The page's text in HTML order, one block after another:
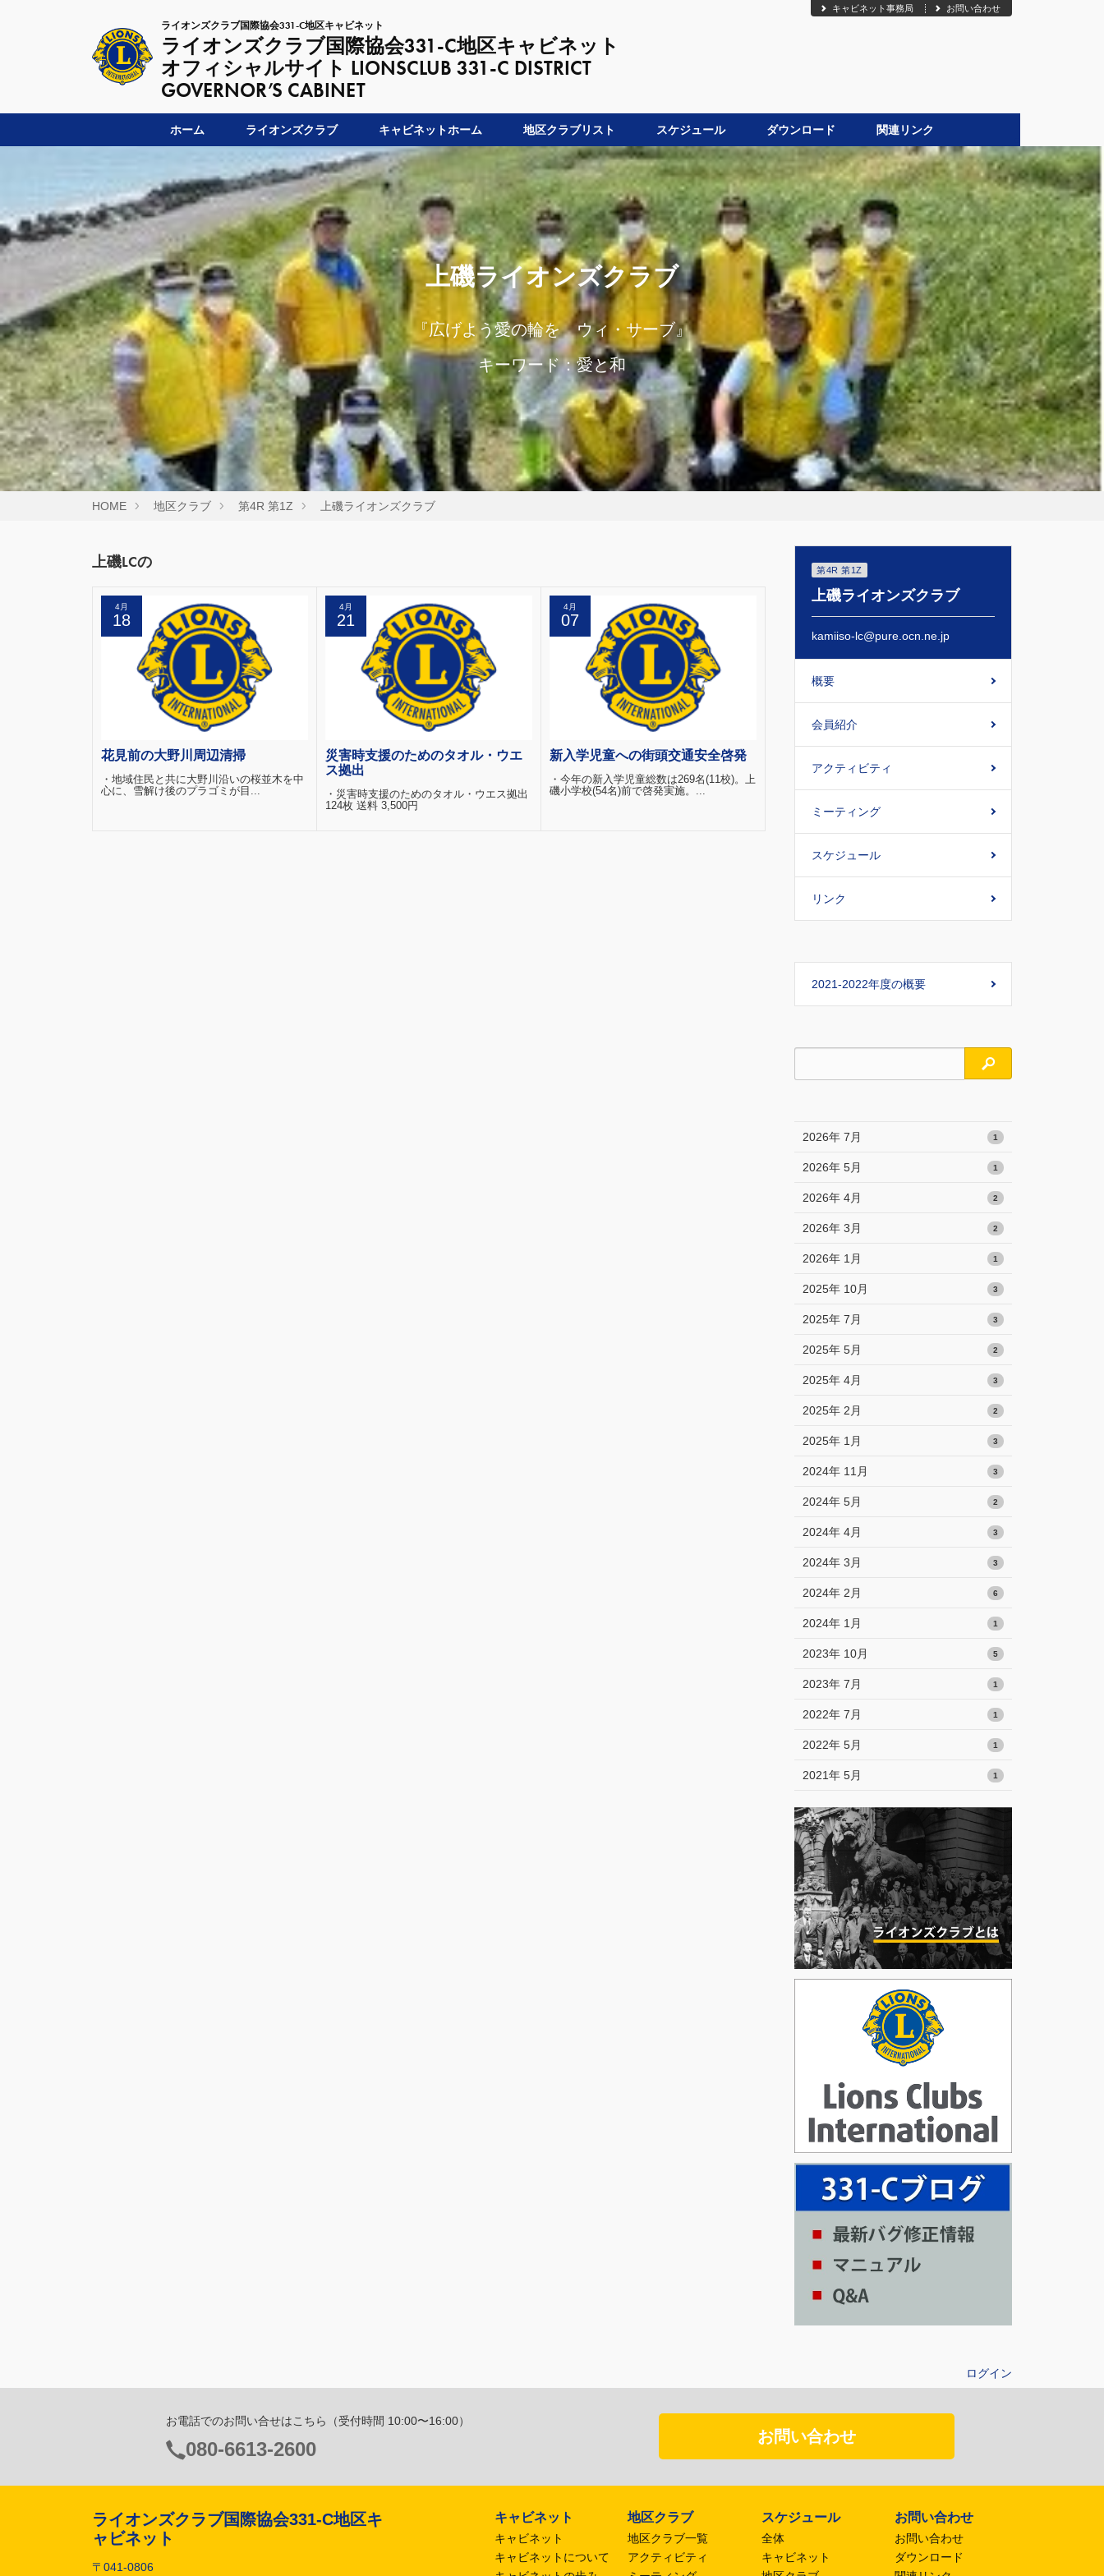
ライオンズクラブ国際協会331-C地区キャビネット
ライオンズクラブ国際協会331-C地区キャビネット
オフィシャルサイト LIONSCLUB 331-C DISTRICT
GOVERNOR’S CABINET
キャビネット事務局 お問い合わせ
ホーム ライオンズクラブ キャビネットホーム 地区クラブリスト スケジュール ダウンロード 関連リンク
上磯ライオンズクラブ
『広げよう愛の輪を ウィ・サーブ』
キーワード：愛と和
HOME 地区クラブ 第4R 第1Z 上磯ライオンズクラブ
上磯LCの
4月
18
花見前の大野川周辺清掃
・地域住民と共に大野川沿いの桜並木を中
心に、雪解け後のプラゴミが目...
4月
21
災害時支援のためのタオル・ウエ
ス拠出
・災害時支援のためのタオル・ウエス拠出
124枚 送料 3,500円
4月
07
新入学児童への街頭交通安全啓発
・今年の新入学児童総数は269名(11校)。上
磯小学校(54名)前で啓発実施。...
第4R 第1Z
上磯ライオンズクラブ
kamiiso-lc@pure.ocn.ne.jp
概要
会員紹介
アクティビティ
ミーティング
スケジュール
リンク
2021-2022年度の概要
検索
2026年 7月 1
2026年 5月 1
2026年 4月 2
2026年 3月 2
2026年 1月 1
2025年 10月 3
2025年 7月 3
2025年 5月 2
2025年 4月 3
2025年 2月 2
2025年 1月 3
2024年 11月 3
2024年 5月 2
2024年 4月 3
2024年 3月 3
2024年 2月 6
2024年 1月 1
2023年 10月 5
2023年 7月 1
2022年 7月 1
2022年 5月 1
2021年 5月 1
ログイン
お電話でのお問い合せはこちら （受付時間 10:00〜16:00）
電
番
号：
080-6613-2600
お問い合わせ
ライオンズクラブ国際協会331-C地区キ
ャビネット
〒041-0806
キャビネット
キャビネット
キャビネットについて
地区クラブ
地区クラブ一覧
アクティビティ
スケジュール
全体
キャビネット
お問い合わせ
お問い合わせ
ダウンロード